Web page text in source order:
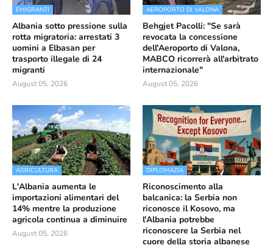
EMIGRANTI
Albania sotto pressione sulla
rotta migratoria: arrestati 3
uomini a Elbasan per
trasporto illegale di 24
migranti
August 05, 2026
AEROPORTO DI VALONA
Behgjet Pacolli: "Se sarà
revocata la concessione
dell'Aeroporto di Valona,
MABCO ricorrerà all'arbitrato
internazionale"
August 05, 2026
AGRICULTURA
L'Albania aumenta le
importazioni alimentari del
14% mentre la produzione
agricola continua a diminuire
August 05, 2026
DIPLOMAZIA
Riconoscimento alla
balcanica: la Serbia non
riconosce il Kosovo, ma
l'Albania potrebbe
riconoscere la Serbia nel
cuore della storia albanese